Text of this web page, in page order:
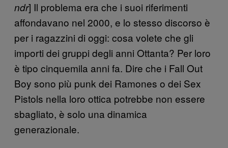
ndr] Il problema era che i suoi riferimenti
affondavano nel 2000, e lo stesso discorso è
per i ragazzini di oggi: cosa volete che gli
importi dei gruppi degli anni Ottanta? Per loro
è tipo cinquemila anni fa. Dire che i Fall Out
Boy sono più punk dei Ramones o dei Sex
Pistols nella loro ottica potrebbe non essere
sbagliato, è solo una dinamica
generazionale.